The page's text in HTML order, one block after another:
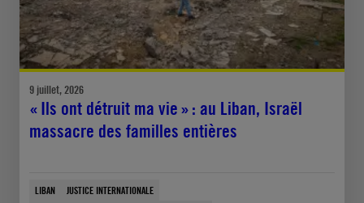
9 juillet, 2026
« Ils ont détruit ma vie » : au Liban, Israël
massacre des familles entières
LIBAN
JUSTICE INTERNATIONALE